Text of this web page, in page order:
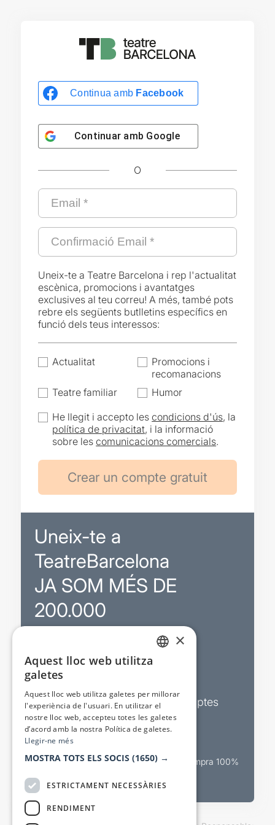
Continua amb Facebook
Continuar amb Google
O
Uneix-te a Teatre Barcelona i rep l'actualitat
escènica, promocions i avantatges
exclusives al teu correu! A més, també pots
rebre els següents butlletins específics en
funció dels teus interessos:
Actualitat
Promocions i
recomanacions
Teatre familiar
Humor
He llegit i accepto lescondicions d'ús, la
política de privacitat, i la informació
sobre lescomunicacions comercials.
Uneix-te a
TeatreBarcelona
JA SOM MÉS DE
200.000
Sortejos exclusius
Butlletins d’actualitat i descomptes
Valora espectacles
Canal oficial de venda teatral Compra 100%
×
Aquest lloc web utilitza
galetes
Aquest lloc web utilitza galetes per millorar
l'experiència de l'usuari. En utilitzar el
nostre lloc web, accepteu totes les galetes
d’acord amb la nostra Política de galetes.
Llegir-ne més
MOSTRA TOTS ELS SOCIS (1650) →
ESTRICTAMENT NECESSÀRIES
RENDIMENT